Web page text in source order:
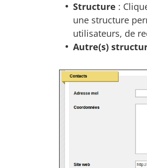
Structure :
une structure
utilisateurs, de
Autre(s)